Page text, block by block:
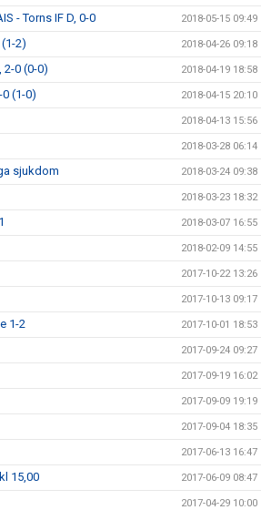
- Torns IF D, 0-0 2018-05-15 09:49
2) 2018-04-26 09:18
2-0 (0-0) 2018-04-19 18:58
0 (1-0) 2018-04-15 20:10
2018-04-13 15:56
2018-03-28 06:14
sjukdom 2018-03-24 09:38
2018-03-23 18:32
2018-03-07 16:55
2018-02-09 14:55
2017-10-22 13:26
2017-10-13 09:17
1-2 2017-10-01 18:53
2017-09-24 09:27
2017-09-19 16:02
2017-09-09 19:19
2017-09-04 18:35
2017-06-13 16:47
15,00 2017-06-09 08:47
2017-04-29 10:00